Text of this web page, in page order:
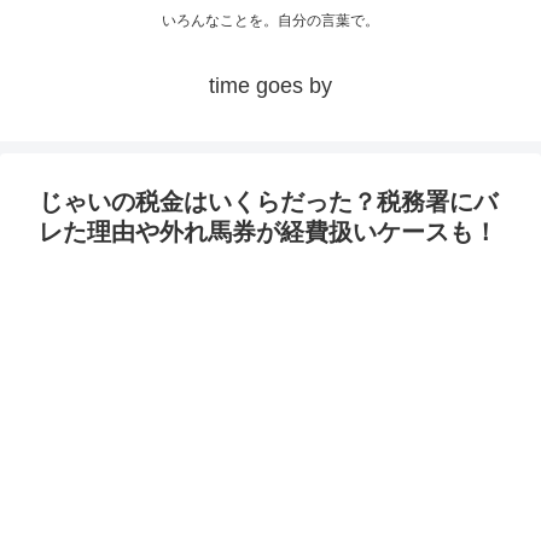
いろんなことを。自分の言葉で。
time goes by
じゃいの税金はいくらだった？税務署にバ
レた理由や外れ馬券が経費扱いケースも！